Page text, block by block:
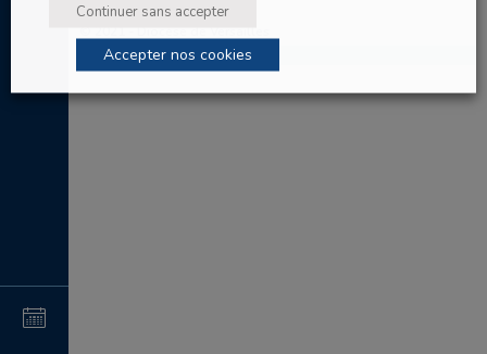
au
Continuer sans accepter
Accepter nos cookies